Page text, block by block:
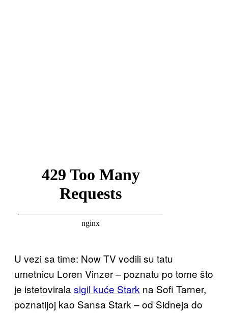
U vezi sa time: Now TV vodili su tatu
umetnicu Loren Vinzer – poznatu po tome što
je istetovirala sigil kuće Stark na Sofi Tarner,
poznatijoj kao Sansa Stark – od Sidneja do